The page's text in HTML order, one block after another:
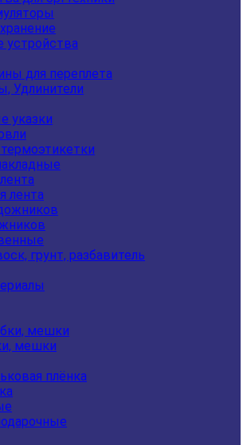
устройства
для переплета
Удлинители
указки
лента
грунт, разбавитель
мешки
плёнка